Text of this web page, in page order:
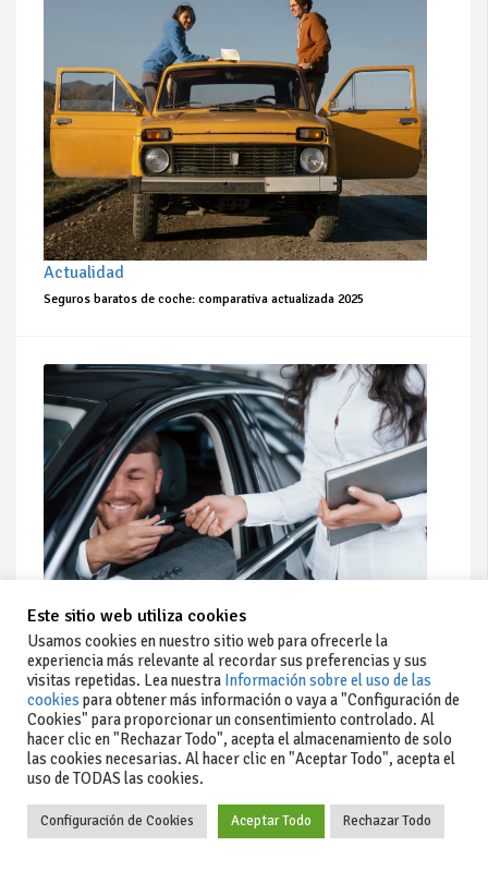
Actualidad
Seguros baratos de coche: comparativa actualizada 2025
Actualidad
Coches de ocasión: guía completa para comprar seguro
Este sitio web utiliza cookies
Usamos cookies en nuestro sitio web para ofrecerle la
experiencia más relevante al recordar sus preferencias y sus
visitas repetidas. Lea nuestra Información sobre el uso de las
cookies para obtener más información o vaya a "Configuración de
Cookies" para proporcionar un consentimiento controlado. Al
hacer clic en "Rechazar Todo", acepta el almacenamiento de solo
las cookies necesarias. Al hacer clic en "Aceptar Todo", acepta el
uso de TODAS las cookies.
Configuración de Cookies Aceptar Todo Rechazar Todo